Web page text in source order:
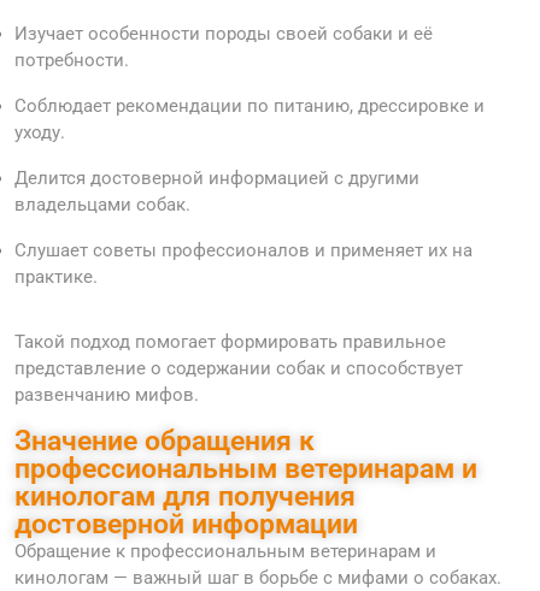
Изучает особенности породы своей собаки и её
потребности.
Соблюдает рекомендации по питанию, дрессировке и
уходу.
Делится достоверной информацией с другими
владельцами собак.
Слушает советы профессионалов и применяет их на
практике.
Такой подход помогает формировать правильное
представление о содержании собак и способствует
развенчанию мифов.
Значение обращения к
профессиональным ветеринарам и
кинологам для получения
достоверной информации
Обращение к профессиональным ветеринарам и
кинологам — важный шаг в борьбе с мифами о собаках.